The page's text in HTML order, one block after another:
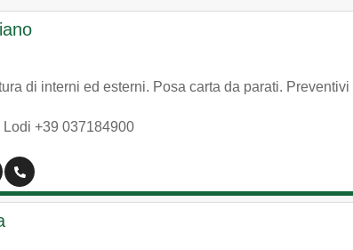
di interni ed esterni. Posa carta da parati.
Lodi +39 037184900